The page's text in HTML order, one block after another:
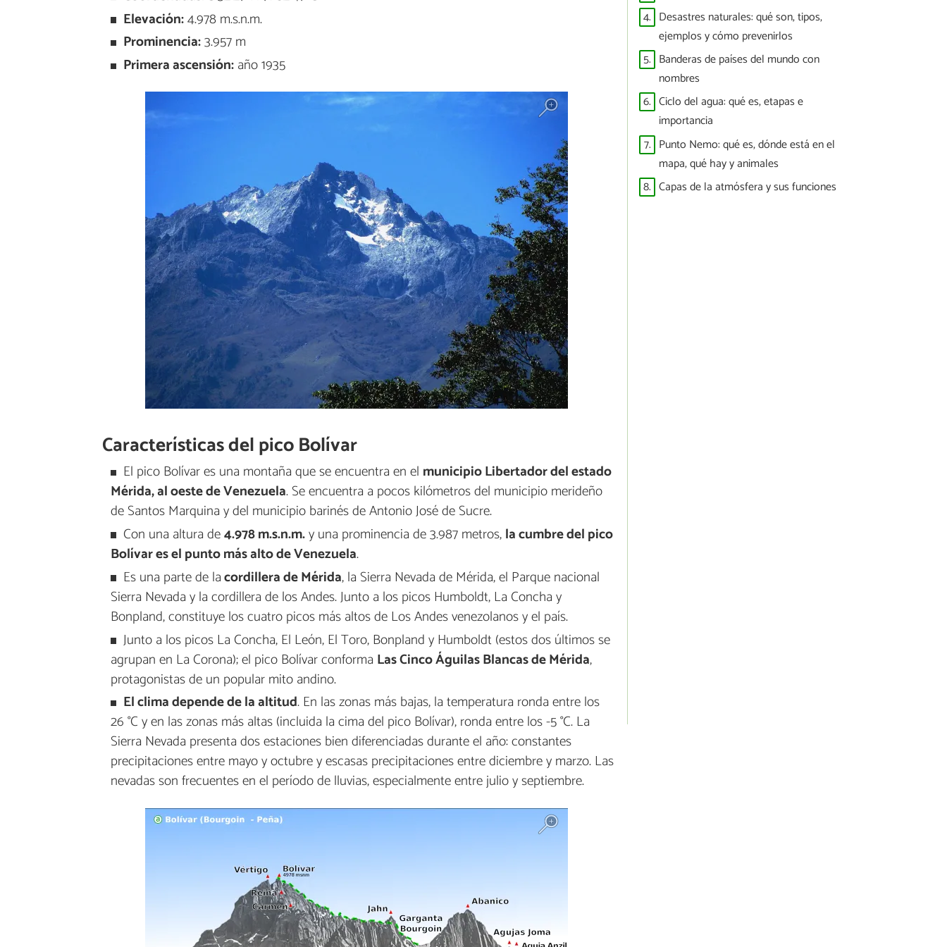
Elevación:4.978 m.s.n.m.
Prominencia:3.957 m
Primera ascensión:año 1935
Características del pico Bolívar
El pico Bolívar es una montaña que se encuentra en el municipio Libertador del estado
Mérida, al oeste de Venezuela. Se encuentra a pocos kilómetros del municipio merideño
de Santos Marquina y del municipio barinés de Antonio José de Sucre.
Con una altura de4.978 m.s.n.m.y una prominencia de 3.987 metros,la cumbre del pico
Bolívar es el punto más alto de Venezuela.
Es una parte de lacordillera de Mérida, la Sierra Nevada de Mérida, el Parque nacional
Sierra Nevada y la cordillera de los Andes. Junto a los picos Humboldt, La Concha y
Bonpland, constituye los cuatro picos más altos de Los Andes venezolanos y el país.
Junto a los picos La Concha, El León, El Toro, Bonpland y Humboldt (estos dos últimos se
agrupan en La Corona); el pico Bolívar conforma Las Cinco Águilas Blancas de Mérida,
protagonistas de un popular mito andino.
El clima depende de la altitud. En las zonas más bajas, la temperatura ronda entre los
26 °C y en las zonas más altas (incluida la cima del pico Bolívar), ronda entre los -5 °C. La
Sierra Nevada presenta dos estaciones bien diferenciadas durante el año: constantes
precipitaciones entre mayo y octubre y escasas precipitaciones entre diciembre y marzo. Las
nevadas son frecuentes en el período de lluvias, especialmente entre julio y septiembre.
4. Desastres naturales: qué son, tipos,
ejemplos y cómo prevenirlos
5. Banderas de países del mundo con
nombres
6. Ciclo del agua: qué es, etapas e
importancia
7. Punto Nemo: qué es, dónde está en el
mapa, qué hay y animales
8. Capas de la atmósfera y sus funciones